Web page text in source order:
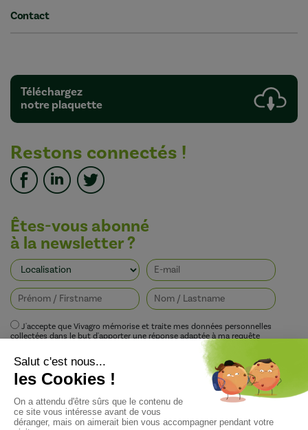
Contact
Téléchargez
notre plaquette
Restons connectés !
Êtes-vous abonné
à la newsletter ?
J'accepte que Vivagro mémorise et traite mes données personnelles
collectées dans le but d'apporter une réponse adaptée à ma requête
conformément à la politique de protection de la vie privée de Vivagro.
I agree that Vivagro stores and processes my personal data collected in order
to provide an appropriate response to my request in accordance with
Vivagro's privacy policy.